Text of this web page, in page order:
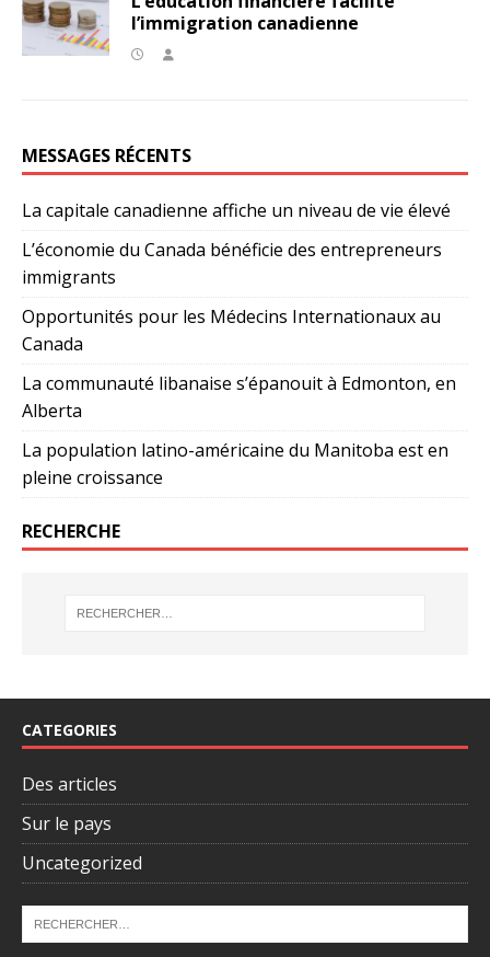
l’immigration canadienne
MESSAGES RÉCENTS
La capitale canadienne affiche un niveau de vie élevé
L’économie du Canada bénéficie des entrepreneurs
immigrants
Opportunités pour les Médecins Internationaux au
Canada
La communauté libanaise s’épanouit à Edmonton, en
Alberta
La population latino-américaine du Manitoba est en
pleine croissance
RECHERCHE
CATEGORIES
Des articles
Sur le pays
Uncategorized